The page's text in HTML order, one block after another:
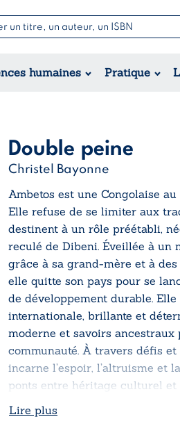
humaines Pratique
Romance
Double peine
Christel Bayonne
Ambetos est une Congolaise
Elle refuse de se limiter aux
destinent à un rôle préétabli,
reculé de Dibeni. Éveillée à un
grâce à sa grand-mère et à
elle quitte son pays pour se
de développement durable.
internationale, brillante et
moderne et savoirs
communauté. À travers défis et
incarne l’espoir, l’altruisme et
ponts entre héritage culturel et
Lire plus